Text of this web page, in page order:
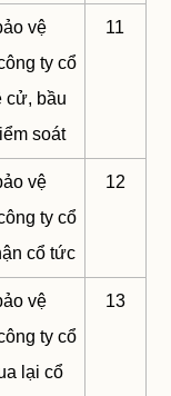
vệ
ty cổ
cử, bầu
soát
11
vệ
ty cổ
cổ tức
12
vệ
ty cổ
lại cổ
13